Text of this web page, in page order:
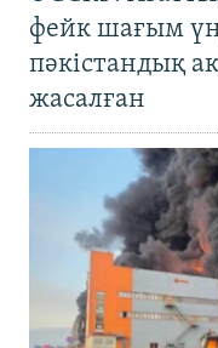
фейк шағым
пәкістандық
жасалған